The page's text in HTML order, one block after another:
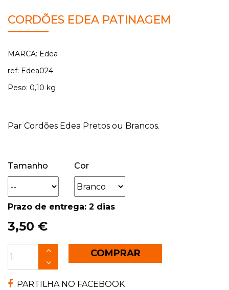
CORDÕES EDEA PATINAGEM
MARCA: Edea
ref: Edea024
Peso: 0,10 kg
Par Cordões Edea Pretos ou Brancos.
Tamanho Cor
Prazo de entrega: 2 dias
3,50 €
COMPRAR
PARTILHA NO FACEBOOK